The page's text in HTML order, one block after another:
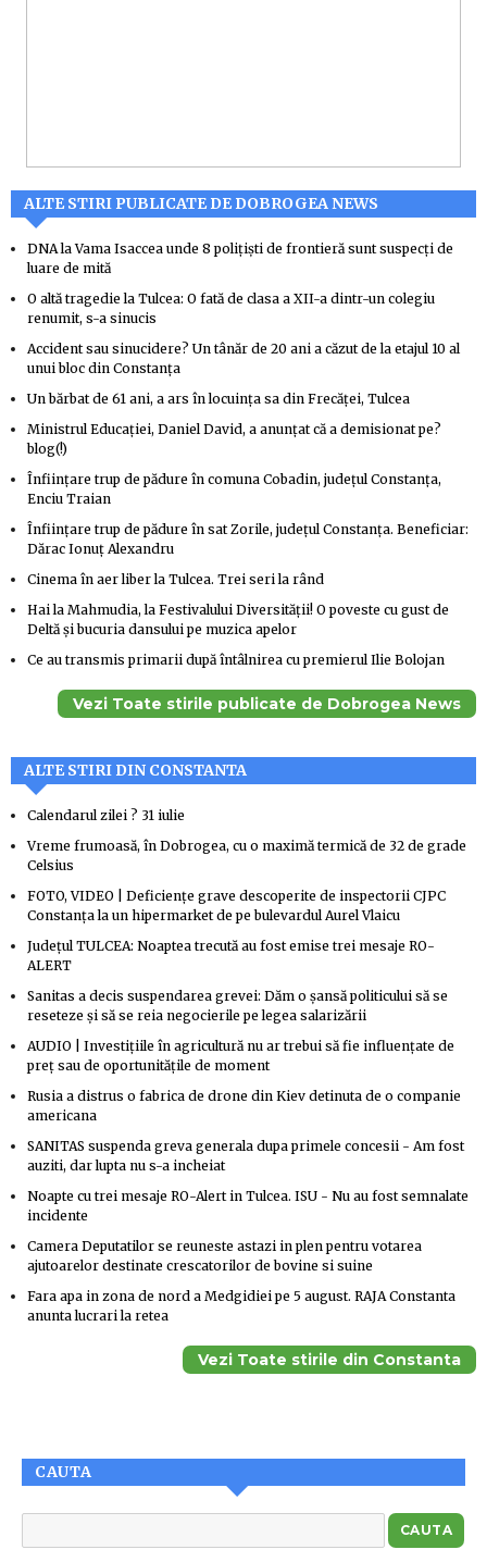
ALTE STIRI PUBLICATE DE DOBROGEA NEWS
DNA la Vama Isaccea unde 8 polițiști de frontieră sunt suspecți de
luare de mită
O altă tragedie la Tulcea: O fată de clasa a XII-a dintr-un colegiu
renumit, s-a sinucis
Accident sau sinucidere? Un tânăr de 20 ani a căzut de la etajul 10 al
unui bloc din Constanța
Un bărbat de 61 ani, a ars în locuința sa din Frecăței, Tulcea
Ministrul Educației, Daniel David, a anunțat că a demisionat pe?
blog(!)
Înființare trup de pădure în comuna Cobadin, județul Constanța,
Enciu Traian
Înființare trup de pădure în sat Zorile, județul Constanța. Beneficiar:
Dărac Ionuț Alexandru
Cinema în aer liber la Tulcea. Trei seri la rând
Hai la Mahmudia, la Festivalului Diversității! O poveste cu gust de
Deltă și bucuria dansului pe muzica apelor
Ce au transmis primarii după întâlnirea cu premierul Ilie Bolojan
Vezi Toate stirile publicate de Dobrogea News
ALTE STIRI DIN CONSTANTA
Calendarul zilei ? 31 iulie
Vreme frumoasă, în Dobrogea, cu o maximă termică de 32 de grade
Celsius
FOTO, VIDEO | Deficiențe grave descoperite de inspectorii CJPC
Constanța la un hipermarket de pe bulevardul Aurel Vlaicu
Județul TULCEA: Noaptea trecută au fost emise trei mesaje RO-
ALERT
Sanitas a decis suspendarea grevei: Dăm o șansă politicului să se
reseteze și să se reia negocierile pe legea salarizării
AUDIO | Investițiile în agricultură nu ar trebui să fie influențate de
preț sau de oportunitățile de moment
Rusia a distrus o fabrica de drone din Kiev detinuta de o companie
americana
SANITAS suspenda greva generala dupa primele concesii - Am fost
auziti, dar lupta nu s-a incheiat
Noapte cu trei mesaje RO-Alert in Tulcea. ISU - Nu au fost semnalate
incidente
Camera Deputatilor se reuneste astazi in plen pentru votarea
ajutoarelor destinate crescatorilor de bovine si suine
Fara apa in zona de nord a Medgidiei pe 5 august. RAJA Constanta
anunta lucrari la retea
Vezi Toate stirile din Constanta
CAUTA